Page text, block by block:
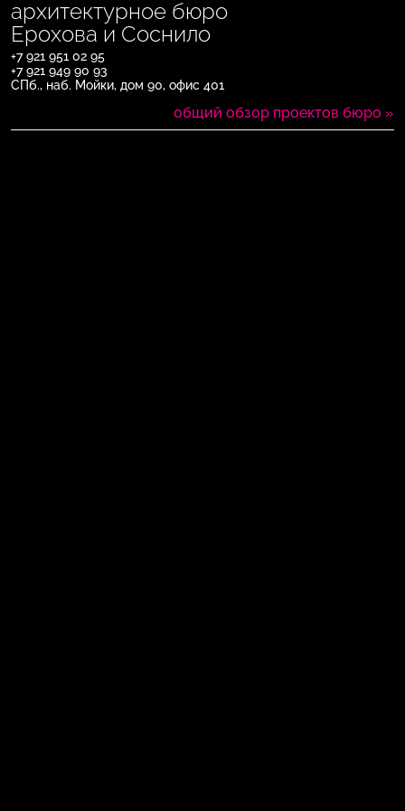
архитектурное бюро
Ерохова и Соснило
+7 921 951 02 95
+7 921 949 90 93
СПб., наб. Мойки, дом 90, офис 401
общий обзор проектов бюро »